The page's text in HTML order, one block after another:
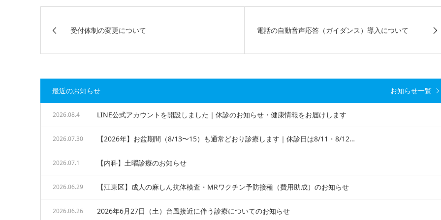
受付体制の変更について 電話の自動音声応答（ガイダンス）導入について
最近のお知らせ お知らせ一覧
LINE公式アカウントを開設しました｜休診のお知らせ・健康情報をお届けします
2026.08.4
【2026年】お盆期間（8/13〜15）も通常どおり診療します｜休診日は8/11・8/12…
2026.07.30
【内科】土曜診療のお知らせ
2026.07.1
【江東区】成人の麻しん抗体検査・MRワクチン予防接種（費用助成）のお知らせ
2026.06.29
2026年6月27日（土）台風接近に伴う診療についてのお知らせ
2026.06.26